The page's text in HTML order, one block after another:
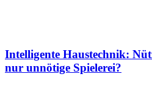
Intelligente Haustechnik:
nur unnötige Spielerei?